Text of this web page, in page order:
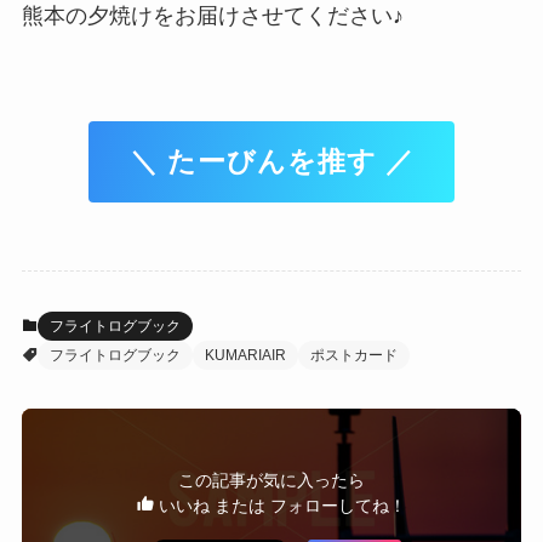
熊本の夕焼けをお届けさせてください♪
＼ たーびんを推す ／
フライトログブック
フライトログブック
KUMARIAIR ポストカード
この記事が気に入ったら
いいね または フォローしてね！